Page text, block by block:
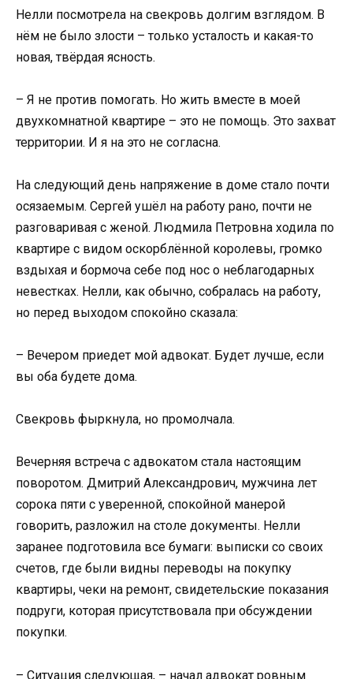
Нелли посмотрела на свекровь долгим взглядом. В
нём не было злости – только усталость и какая-то
новая, твёрдая ясность.
– Я не против помогать. Но жить вместе в моей
двухкомнатной квартире – это не помощь. Это захват
территории. И я на это не согласна.
На следующий день напряжение в доме стало почти
осязаемым. Сергей ушёл на работу рано, почти не
разговаривая с женой. Людмила Петровна ходила по
квартире с видом оскорблённой королевы, громко
вздыхая и бормоча себе под нос о неблагодарных
невестках. Нелли, как обычно, собралась на работу,
но перед выходом спокойно сказала:
– Вечером приедет мой адвокат. Будет лучше, если
вы оба будете дома.
Свекровь фыркнула, но промолчала.
Вечерняя встреча с адвокатом стала настоящим
поворотом. Дмитрий Александрович, мужчина лет
сорока пяти с уверенной, спокойной манерой
говорить, разложил на столе документы. Нелли
заранее подготовила все бумаги: выписки со своих
счетов, где были видны переводы на покупку
квартиры, чеки на ремонт, свидетельские показания
подруги, которая присутствовала при обсуждении
покупки.
– Ситуация следующая, – начал адвокат ровным